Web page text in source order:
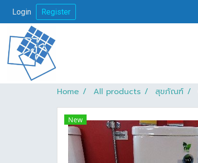
Login Register
Home All products สุขภัณฑ์
New